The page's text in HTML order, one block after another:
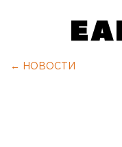
← НОВОСТИ